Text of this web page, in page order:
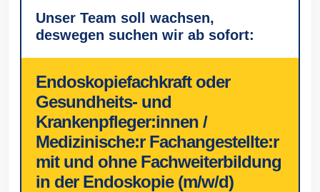
Unser Team soll wachsen,
deswegen suchen wir ab sofort:
Endoskopiefachkraft oder
Gesundheits- und
Krankenpfleger:innen /
Medizinische:r Fachangestellte:r
mit und ohne Fachweiterbildung
in der Endoskopie (m/w/d)